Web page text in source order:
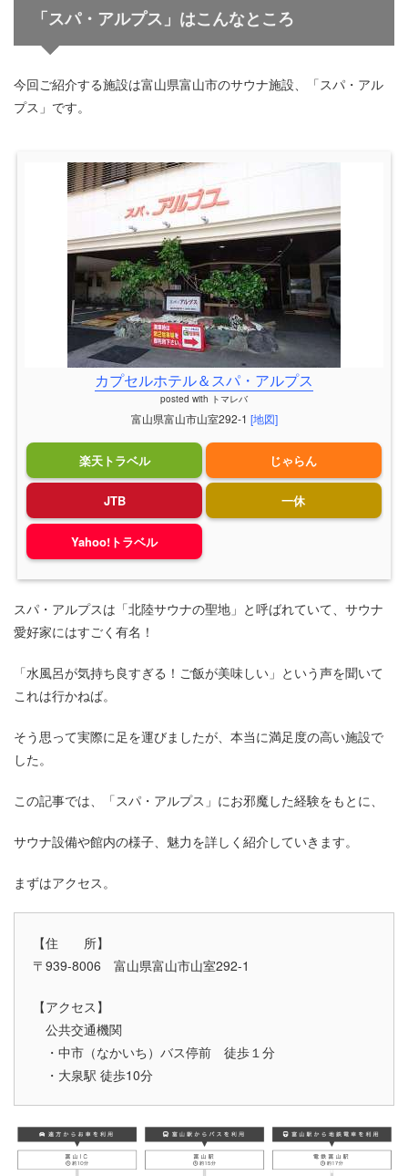
「スパ・アルプス」はこんなところ
今回ご紹介する施設は富山県富山市のサウナ施設、「スパ・アル
プス」です。
カプセルホテル＆スパ・アルプス
posted with トマレバ
富山県富山市山室292-1 [地図]
楽天トラベル じゃらん
JTB 一休
Yahoo!トラベル
スパ・アルプスは「北陸サウナの聖地」と呼ばれていて、サウナ
愛好家にはすごく有名！
「水風呂が気持ち良すぎる！ご飯が美味しい」という声を聞いて
これは行かねば。
そう思って実際に足を運びましたが、本当に満足度の高い施設で
した。
この記事では、「スパ・アルプス」にお邪魔した経験をもとに、
サウナ設備や館内の様子、魅力を詳しく紹介していきます。
まずはアクセス。
【住 所】
〒939-8006 富山県富山市山室292-1
【アクセス】
公共交通機関
・中市（なかいち）バス停前 徒歩１分
・大泉駅 徒歩10分